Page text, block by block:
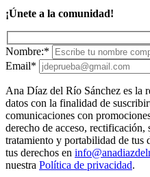
¡Únete a la comunidad!
Nombre:*
Email*
Ana Díaz del Río Sánchez es la
datos con la finalidad de
comunicaciones con
derecho de acceso,
tratamiento y portabilidad de tus
tus derechos en
nuestra Política de privacidad.